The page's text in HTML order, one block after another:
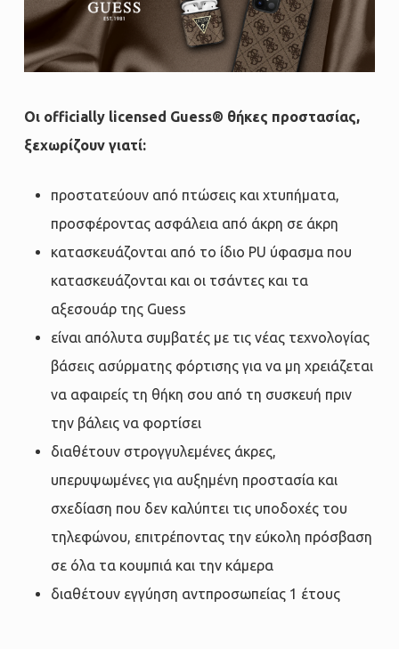
Οι officially licensed Guess® θήκες προστασίας,
ξεχωρίζουν γιατί:
προστατεύουν από πτώσεις και χτυπήματα,
προσφέροντας ασφάλεια από άκρη σε άκρη
κατασκευάζονται από το ίδιο PU ύφασμα που
κατασκευάζονται και οι τσάντες και τα
αξεσουάρ της Guess
είναι απόλυτα συμβατές με τις νέας τεχνολογίας
βάσεις ασύρματης φόρτισης για να μη χρειάζεται
να αφαιρείς τη θήκη σου από τη συσκευή πριν
την βάλεις να φορτίσει
διαθέτουν στρογγυλεμένες άκρες,
υπερυψωμένες για αυξημένη προστασία και
σχεδίαση που δεν καλύπτει τις υποδοχές του
τηλεφώνου, επιτρέποντας την εύκολη πρόσβαση
σε όλα τα κουμπιά και την κάμερα
διαθέτουν εγγύηση αντπροσωπείας 1 έτους